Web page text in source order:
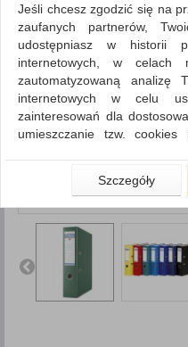
Jeśli chcesz zgodzić się na
zaufanych partnerów,
udostępniasz w historii
internetowych, w celach
zautomatyzowaną analizę
internetowych w celu
zainteresowań dla
umieszczanie tzw.
Jeśli nie chcesz wyrazić
„Szczegóły”, gdzie
naszą polityką prywatności
W przypadku
prawidłową realizację
prawidłowe działanie
Szczegóły